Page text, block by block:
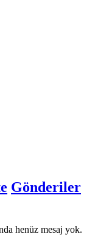
Gönderiler
henüz mesaj yok.